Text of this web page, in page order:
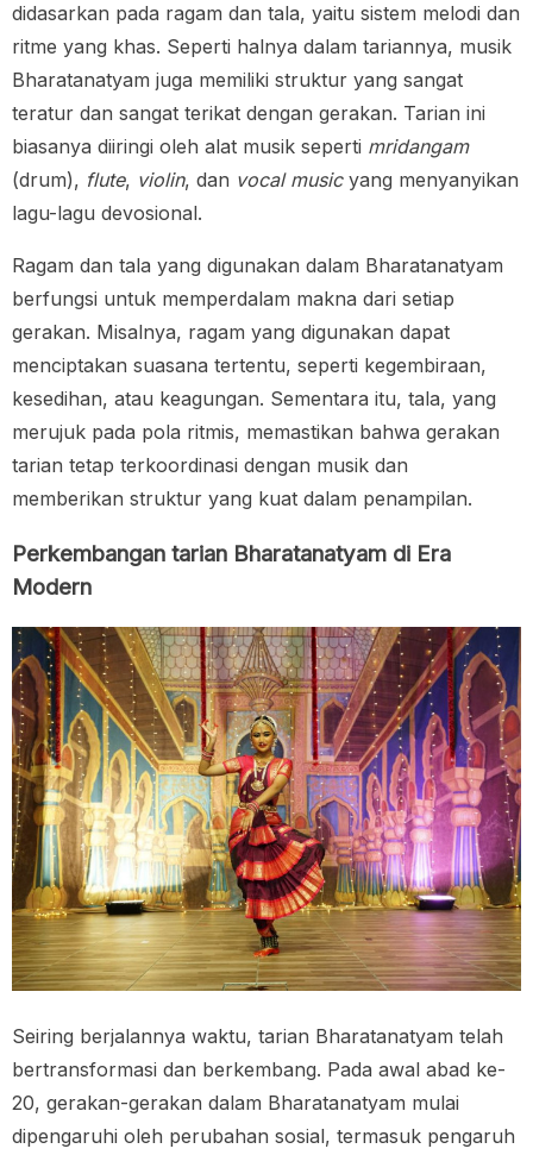
didasarkan pada ragam dan tala, yaitu sistem melodi dan
ritme yang khas. Seperti halnya dalam tariannya, musik
Bharatanatyam juga memiliki struktur yang sangat
teratur dan sangat terikat dengan gerakan. Tarian ini
biasanya diiringi oleh alat musik seperti mridangam
(drum), flute, violin, dan vocal musicyang menyanyikan
lagu-lagu devosional.
Ragam dan tala yang digunakan dalam Bharatanatyam
berfungsi untuk memperdalam makna dari setiap
gerakan. Misalnya, ragam yang digunakan dapat
menciptakan suasana tertentu, seperti kegembiraan,
kesedihan, atau keagungan. Sementara itu, tala, yang
merujuk pada pola ritmis, memastikan bahwa gerakan
tarian tetap terkoordinasi dengan musik dan
memberikan struktur yang kuat dalam penampilan.
Perkembangan tarian Bharatanatyam di Era
Modern
Seiring berjalannya waktu, tarian Bharatanatyam telah
bertransformasi dan berkembang. Pada awal abad ke-
20, gerakan-gerakan dalam Bharatanatyam mulai
dipengaruhi oleh perubahan sosial, termasuk pengaruh